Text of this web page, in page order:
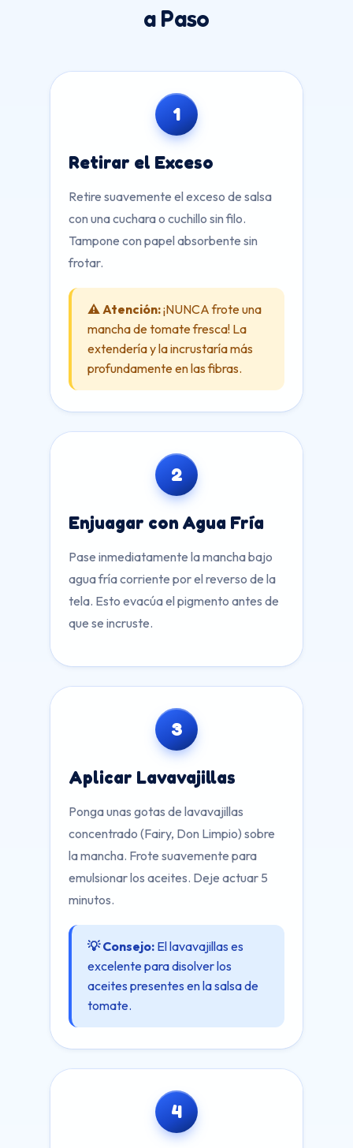
a Paso
1
Retirar el Exceso
Retire suavemente el exceso de salsa
con una cuchara o cuchillo sin filo.
Tampone con papel absorbente sin
frotar.
⚠️ Atención:¡NUNCA frote una
mancha de tomate fresca! La
extendería y la incrustaría más
profundamente en las fibras.
2
Enjuagar con Agua Fría
Pase inmediatamente la mancha bajo
agua fría corriente por el reverso de la
tela. Esto evacúa el pigmento antes de
que se incruste.
3
Aplicar Lavavajillas
Ponga unas gotas de lavavajillas
concentrado (Fairy, Don Limpio) sobre
la mancha. Frote suavemente para
emulsionar los aceites. Deje actuar 5
minutos.
💡 Consejo: El lavavajillas es
excelente para disolver los
aceites presentes en la salsa de
tomate.
4